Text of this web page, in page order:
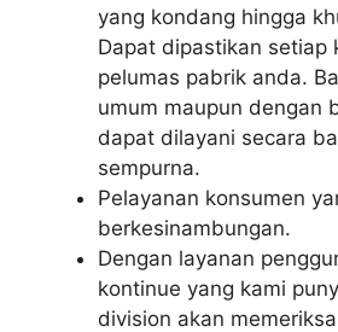
yang kondang hingga
Dapat dipastikan setiap
pelumas pabrik anda.
umum maupun dengan
dapat dilayani secara
sempurna.
Pelayanan konsumen
berkesinambungan.
Dengan layanan
kontinue yang kami
division akan